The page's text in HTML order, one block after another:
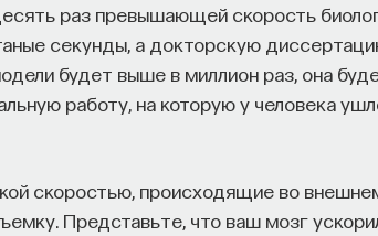
раз превышающей скорость
секунды, а докторскую
будет выше в миллион раз, она
работу, на которую у человека
скоростью, происходящие во
Представьте, что ваш мозг